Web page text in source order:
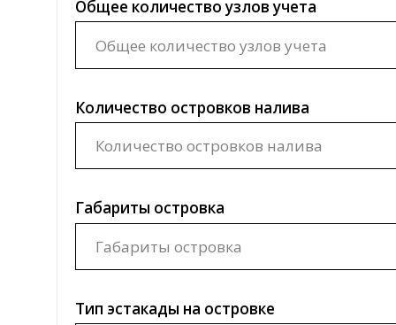
Тип эстакады на островке
Кол-во узлов учета на одном островке